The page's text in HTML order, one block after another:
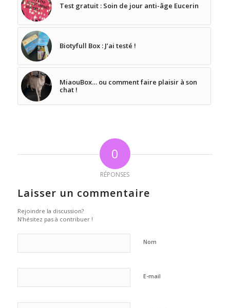
Test gratuit : Soin de jour anti-âge Eucerin
Biotyfull Box : J’ai testé !
MiaouBox… ou comment faire plaisir à son
chat !
0
RÉPONSES
Laisser un commentaire
Rejoindre la discussion?
N’hésitez pas à contribuer !
Nom
E-mail